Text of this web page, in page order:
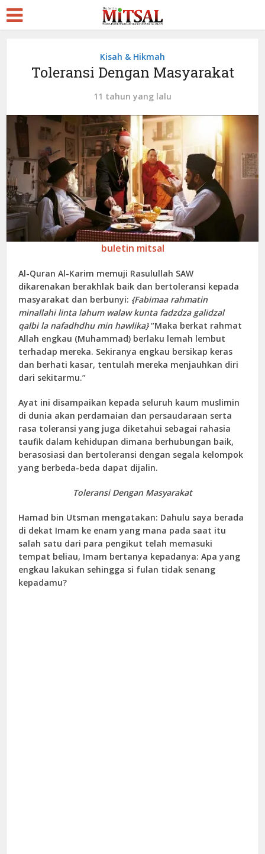
Kisah & Hikmah
Toleransi Dengan Masyarakat
11 tahun yang lalu
buletin mitsal
Al-Quran Al-Karim memuji Rasulullah SAW
dikarenakan berakhlak baik dan bertoleransi kepada
masyarakat dan berbunyi: {Fabimaa rahmatin
minallahi linta lahum walaw kunta fadzdza galidzal
qalbi la nafadhdhu min hawlika}“Maka berkat rahmat
Allah engkau (Muhammad) berlaku lemah lembut
terhadap mereka. Sekiranya engkau bersikap keras
dan berhati kasar, tentulah mereka menjauhkan diri
dari sekitarmu.”
Ayat ini disampaikan kepada seluruh kaum muslimin
di dunia akan perdamaian dan persaudaraan serta
rasa toleransi yang juga diketahui sebagai rahasia
taufik dalam kehidupan dimana berhubungan baik,
berasosiasi dan bertoleransi dengan segala kelompok
yang berbeda-beda dapat dijalin.
Toleransi Dengan Masyarakat
Hamad bin Utsman mengatakan: Dahulu saya berada
di dekat Imam ke enam yang mana pada saat itu
salah satu dari para pengikut telah memasuki
tempat beliau, Imam bertanya kepadanya: Apa yang
engkau lakukan sehingga si fulan tidak senang
kepadamu?